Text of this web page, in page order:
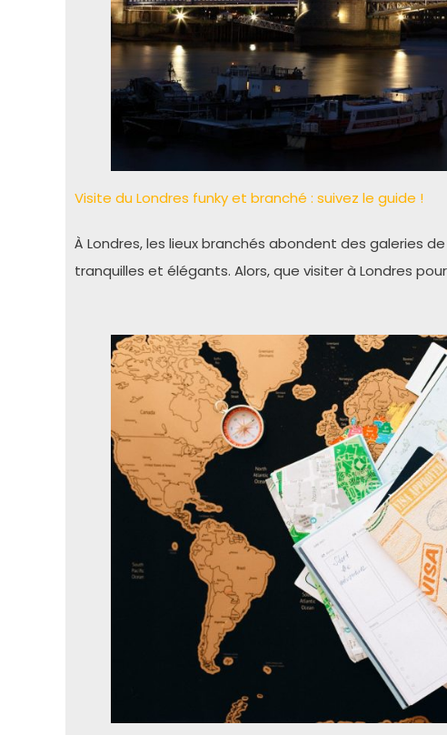
Visite du Londres funky et branché : suivez le guide !
À Londres, les lieux branchés abondent des galeries
tranquilles et élégants. Alors, que visiter à Londres